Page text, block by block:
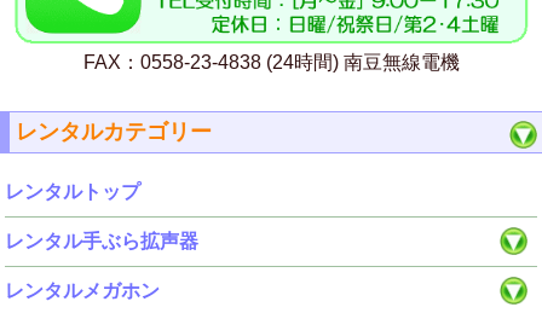
FAX：0558-23-4838 (24時間) 南豆無線電機
レンタルカテゴリー
レンタルトップ
レンタル手ぶら拡声器
レンタルメガホン